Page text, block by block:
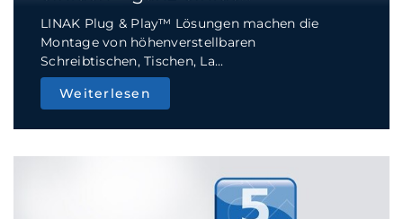
LINAK Plug & Play™ Lösungen machen die
Montage von höhenverstellbaren
Schreibtischen, Tischen, La...
Weiterlesen